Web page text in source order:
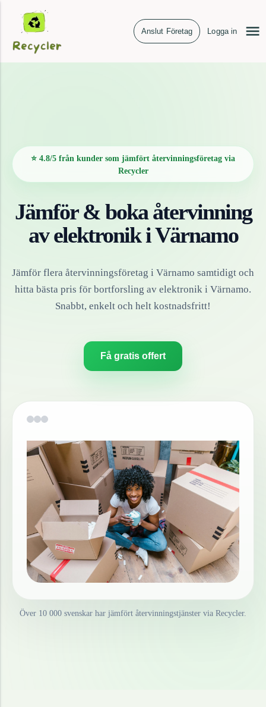
Anslut Företag Logga in
⭐ 4.8/5 från kunder som jämfört återvinningsföretag via
Recycler
Jämför & boka återvinning
avelektronikiVärnamo
Jämför flera återvinningsföretag i Värnamo samtidigt och
hitta bästa pris för bortforsling av elektronik i Värnamo.
Snabbt, enkelt och helt kostnadsfritt!
Få gratis offert
Över 10 000 svenskar har jämfört återvinningstjänster via Recycler.